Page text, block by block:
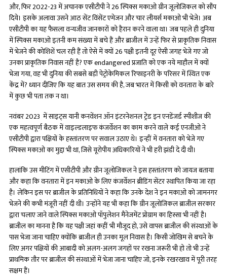
और, फिर 2022-23 में अचानक एसीटीपी ने 26 स्पिक्स मकाओ ग्रीन जूलोजिकल को सौंप
दिये। इसके अलावा उसने आठ सेंट विंसेंट एमेजन और चार लीयर्स मकाओ भी भेजे। अब
एसीटीपी का यह फैसला वन्यजीव जानकारों को हैरान करने वाला था। जब पहले ही दुनिया
में स्पिक्स मकाओ इतनी कम संख्या में बचे हैं और ब्राजील में उन्हें फिर से प्राकृतिक निवास
में भेजने की कोशिशें चल रही हैं तो ऐसे में क्यों 26 पक्षी इतनी दूर ऐसी जगह भेजे गए जो
उनका प्राकृतिक निवास नहीं है? एक endangered प्रजाति को एक नये माहौल में क्यों
भेजा गया, वह भी दुनिया की सबसे बड़ी पेट्रोकेमिकल रिफाइनरी के परिसर में स्थित एक
केंद्र में? ध्यान दीजिए कि यह बात उस समय की है, जब भारत में किसी को वनतारा के बारे
में कुछ भी पता तक न था।
नवंबर 2023 में साइट्स यानी कनवेंशन ऑन इंटरनेशनल ट्रेड इन एनडेंजर्ड स्पीशीज की
एक महत्वपूर्ण बैठक में वाइल्डलाइफ कंजर्वेशन का काम करने वाले कई एनजीओ ने
एसीटीपी द्वारा पक्षियों के हस्तांतरण पर सवाल उठाए थे। इन्हीं में वनतारा को भेजे गए
स्पिक्स मकाओ का मुद्दा भी था, जिसे यूरोपीय अधिकारियों ने भी हरी झंडी दे दी थी।
हालांकि उस मीटिंग में एसीटीपी और ग्रीन जूलोजिकल ने इस हस्तांतरण को जायज बताया
और कहा कि वनतारा में इन मकाओ के लिए कंजर्वेशन ब्रीडिंग सेंटर स्थापित किया जा रहा
है। लेकिन इस पर ब्राजील के प्रतिनिधियों ने कहा कि उनके देश ने इन मकाओ को जामनगर
भेजने की कभी मंजूरी नहीं दी थी। उन्होंने यह भी कहा कि ग्रीन जूलोजिकल ब्राजील सरकार
द्वारा चलाए जाने वाले स्पिक्स मकाओ पॉपुलेशन मैनेजमेंट प्रोग्राम का हिस्सा भी नहीं है।
ब्राजील का मानना है कि यह पक्षी जहां कहीं भी मौजूद हो, उसे वापस ब्राजील की संस्थाओं के
पास भेजा जाना चाहिए क्योंकि ब्राजील ही उनका मूल निवास है। किसी जोखिम से बचने के
लिए अगर पक्षियों की आबादी को अलग-अलग जगहों पर रखना जरूरी भी हो तो भी उन्हें
प्राथमिक तौर पर ब्राजील की संस्थाओं में भेजा जाना चाहिए जो, इनके रखरखाव में पूरी तरह
सक्षम हैं।